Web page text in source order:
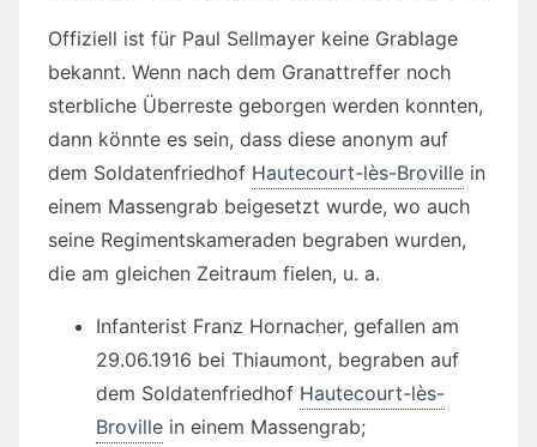
Offiziell ist für Paul Sellmayer keine Grablage
bekannt. Wenn nach dem Granattreffer noch
sterbliche Überreste geborgen werden konnten,
dann könnte es sein, dass diese anonym auf
dem Soldatenfriedhof Hautecourt-lès-Broville in
einem Massengrab beigesetzt wurde, wo auch
seine Regimentskameraden begraben wurden,
die am gleichen Zeitraum fielen, u. a.
Infanterist Franz Hornacher, gefallen am
29.06.1916 bei Thiaumont, begraben auf
dem Soldatenfriedhof Hautecourt-lès-
Broville in einem Massengrab;